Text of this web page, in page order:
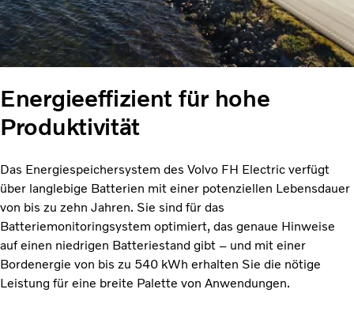
Energieeffizient für hohe
Produktivität
Das Energiespeichersystem des Volvo FH Electric verfügt
über langlebige Batterien mit einer potenziellen Lebensdauer
von bis zu zehn Jahren. Sie sind für das
Batteriemonitoringsystem optimiert, das genaue Hinweise
auf einen niedrigen Batteriestand gibt – und mit einer
Bordenergie von bis zu 540 kWh erhalten Sie die nötige
Leistung für eine breite Palette von Anwendungen.